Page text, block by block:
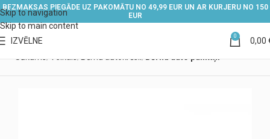
Skip to navigation
Skip to main content
BEZMAKSAS PIEGĀDE UZ PAKOMĀTU NO 49,99 EUR UN AR KURJERU NO 150
EUR
IZVĒLNE 0 0,00